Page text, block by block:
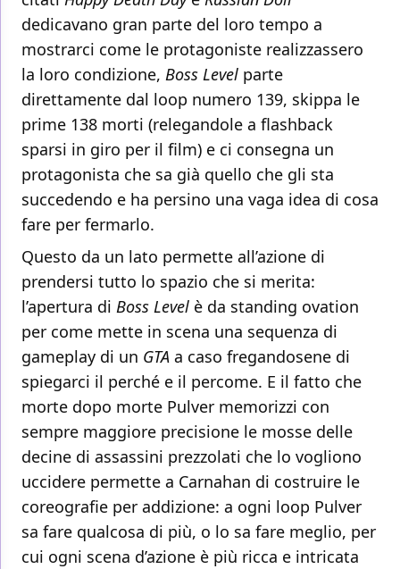
dedicavano gran parte del loro tempo a
mostrarci come le protagoniste realizzassero
la loro condizione, Boss Level parte
direttamente dal loop numero 139, skippa le
prime 138 morti (relegandole a flashback
sparsi in giro per il film) e ci consegna un
protagonista che sa già quello che gli sta
succedendo e ha persino una vaga idea di cosa
fare per fermarlo.
Questo da un lato permette all’azione di
prendersi tutto lo spazio che si merita:
l’apertura di Boss Level è da standing ovation
per come mette in scena una sequenza di
gameplay di un GTA a caso fregandosene di
spiegarci il perché e il percome. E il fatto che
morte dopo morte Pulver memorizzi con
sempre maggiore precisione le mosse delle
decine di assassini prezzolati che lo vogliono
uccidere permette a Carnahan di costruire le
coreografie per addizione: a ogni loop Pulver
sa fare qualcosa di più, o lo sa fare meglio, per
cui ogni scena d’azione è più ricca e intricata